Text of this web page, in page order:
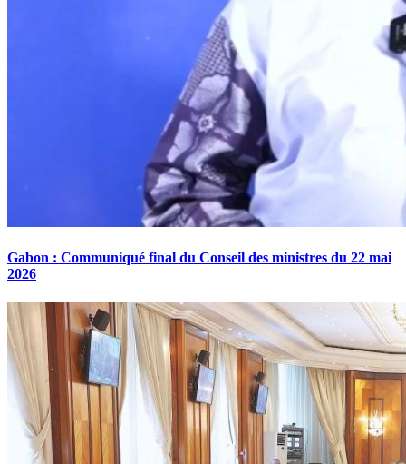
Gabon : Communiqué final du Conseil des ministres du 22 mai
2026